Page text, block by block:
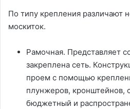
По типу крепления различают
москиток.
Рамочная. Представляет
закреплена сеть.
проем с помощью
плунжеров, кронштейнов,
бюджетный и